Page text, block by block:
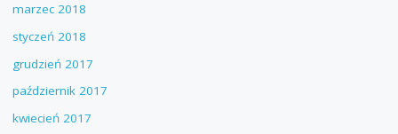
marzec 2018
styczeń 2018
grudzień 2017
październik 2017
kwiecień 2017